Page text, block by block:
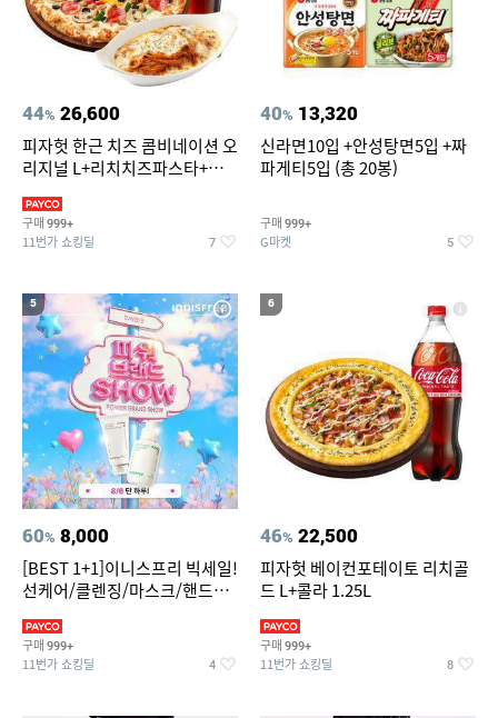
44% 26,600
피자헛 한근 치즈 콤비네이션 오
리지널 L+리치치즈파스타+콜
구매 999+
11번가 쇼킹딜 7
40% 13,320
신라면10입 +안성탕면5입 +짜
파게티5입 (총 20봉)
구매 999+
G마켓 5
5
60% 8,000
[BEST 1+1]이니스프리 빅세일!
선케어/클렌징/마스크/핸드크
구매 999+
11번가 쇼킹딜 4
6
46% 22,500
피자헛 베이컨포테이토 리치골
드 L+콜라 1.25L
구매 999+
11번가 쇼킹딜 8